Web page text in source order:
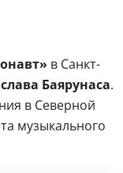
в Санкт-
Баярунаса.
в Северной
музыкального